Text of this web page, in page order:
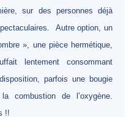
sur des personnes déjà
Autre option, un
», une pièce hermétique,
lentement consommant
parfois une bougie
combustion de l’oxygène.
!!